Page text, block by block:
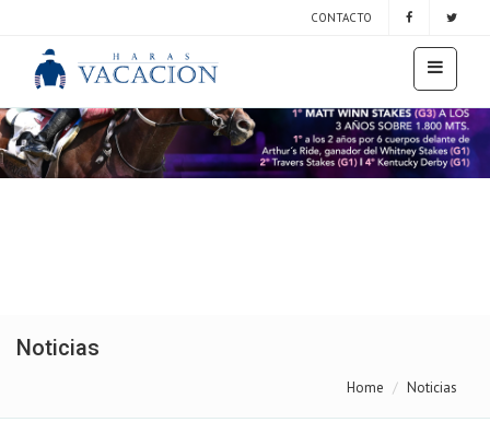
CONTACTO
Noticias
Home Noticias